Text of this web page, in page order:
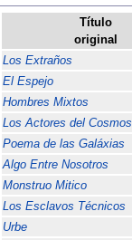
Título
original
Los Extraños
El Espejo
Hombres Mixtos
Los Actores del Cosmos
Poema de las Galáxias
Algo Entre Nosotros
Monstruo Mitico
Los Esclavos Técnicos
Urbe